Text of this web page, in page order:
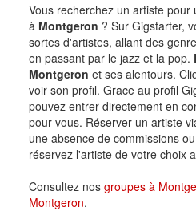
Vous recherchez un artiste
à Montgeron ? Sur Gigstarter,
sortes d'artistes, allant des
en passant par le jazz et la pop.
Montgeron et ses alentours.
voir son profil. Grace au profil
pouvez entrer directement en
pour vous. Réserver un artiste
une absence de commissions
réservez l'artiste de votre choix
Consultez nos groupes à
Montgeron.